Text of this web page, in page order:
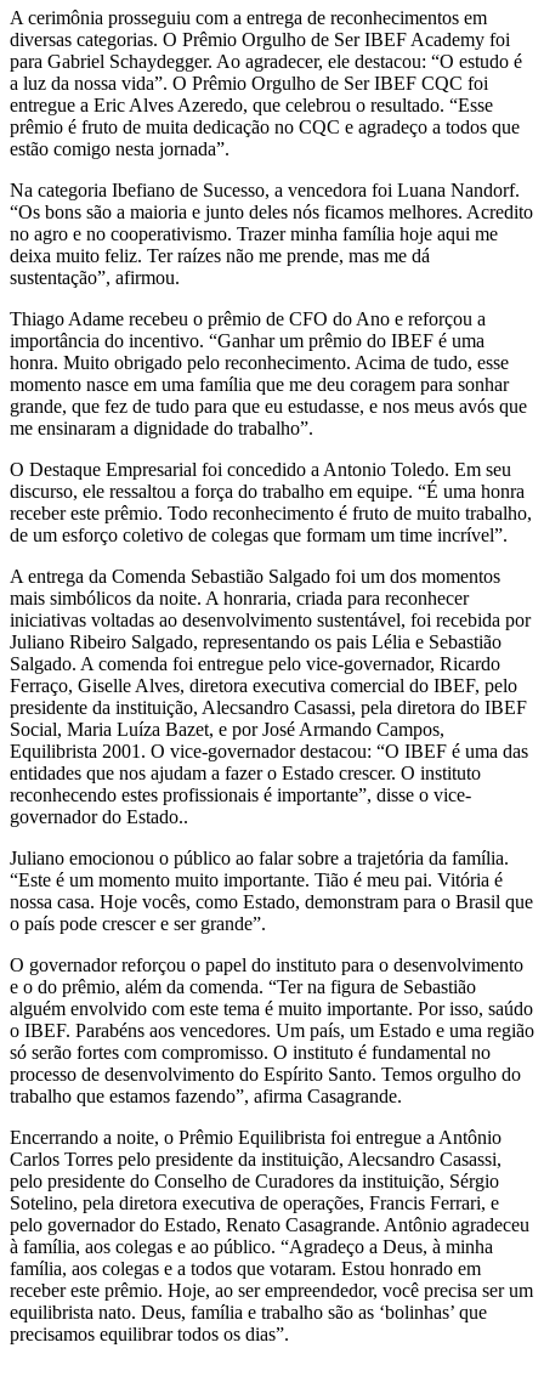
A cerimônia prosseguiu com a entrega de reconhecimentos em
diversas categorias. O Prêmio Orgulho de Ser IBEF Academy foi
para Gabriel Schaydegger. Ao agradecer, ele destacou: “O estudo é
a luz da nossa vida”. O Prêmio Orgulho de Ser IBEF CQC foi
entregue a Eric Alves Azeredo, que celebrou o resultado. “Esse
prêmio é fruto de muita dedicação no CQC e agradeço a todos que
estão comigo nesta jornada”.
Na categoria Ibefiano de Sucesso, a vencedora foi Luana Nandorf.
“Os bons são a maioria e junto deles nós ficamos melhores. Acredito
no agro e no cooperativismo. Trazer minha família hoje aqui me
deixa muito feliz. Ter raízes não me prende, mas me dá
sustentação”, afirmou.
Thiago Adame recebeu o prêmio de CFO do Ano e reforçou a
importância do incentivo. “Ganhar um prêmio do IBEF é uma
honra. Muito obrigado pelo reconhecimento. Acima de tudo, esse
momento nasce em uma família que me deu coragem para sonhar
grande, que fez de tudo para que eu estudasse, e nos meus avós que
me ensinaram a dignidade do trabalho”.
O Destaque Empresarial foi concedido a Antonio Toledo. Em seu
discurso, ele ressaltou a força do trabalho em equipe. “É uma honra
receber este prêmio. Todo reconhecimento é fruto de muito trabalho,
de um esforço coletivo de colegas que formam um time incrível”.
A entrega da Comenda Sebastião Salgado foi um dos momentos
mais simbólicos da noite. A honraria, criada para reconhecer
iniciativas voltadas ao desenvolvimento sustentável, foi recebida por
Juliano Ribeiro Salgado, representando os pais Lélia e Sebastião
Salgado. A comenda foi entregue pelo vice-governador, Ricardo
Ferraço, Giselle Alves, diretora executiva comercial do IBEF, pelo
presidente da instituição, Alecsandro Casassi, pela diretora do IBEF
Social, Maria Luíza Bazet, e por José Armando Campos,
Equilibrista 2001. O vice-governador destacou: “O IBEF é uma das
entidades que nos ajudam a fazer o Estado crescer. O instituto
reconhecendo estes profissionais é importante”, disse o vice-
governador do Estado..
Juliano emocionou o público ao falar sobre a trajetória da família.
“Este é um momento muito importante. Tião é meu pai. Vitória é
nossa casa. Hoje vocês, como Estado, demonstram para o Brasil que
o país pode crescer e ser grande”.
O governador reforçou o papel do instituto para o desenvolvimento
e o do prêmio, além da comenda. “Ter na figura de Sebastião
alguém envolvido com este tema é muito importante. Por isso, saúdo
o IBEF. Parabéns aos vencedores. Um país, um Estado e uma região
só serão fortes com compromisso. O instituto é fundamental no
processo de desenvolvimento do Espírito Santo. Temos orgulho do
trabalho que estamos fazendo”, afirma Casagrande.
Encerrando a noite, o Prêmio Equilibrista foi entregue a Antônio
Carlos Torres pelo presidente da instituição, Alecsandro Casassi,
pelo presidente do Conselho de Curadores da instituição, Sérgio
Sotelino, pela diretora executiva de operações, Francis Ferrari, e
pelo governador do Estado, Renato Casagrande. Antônio agradeceu
à família, aos colegas e ao público. “Agradeço a Deus, à minha
família, aos colegas e a todos que votaram. Estou honrado em
receber este prêmio. Hoje, ao ser empreendedor, você precisa ser um
equilibrista nato. Deus, família e trabalho são as ‘bolinhas’ que
precisamos equilibrar todos os dias”.